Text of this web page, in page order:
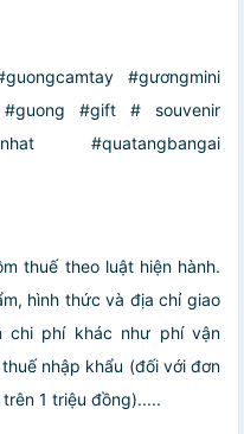
#gươngmini
#guong #gift # souvenir
#quatangbangai
thuế theo luật hiện hành.
hình thức và địa chỉ giao
chi phí khác như phí vận
nhập khẩu (đối với đơn
1 triệu đồng).....